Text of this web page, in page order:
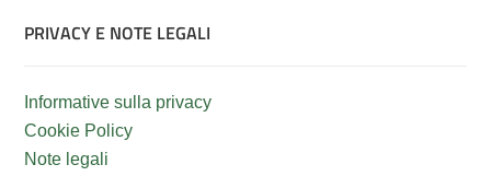
PRIVACY E NOTE LEGALI
Informative sulla privacy
Cookie Policy
Note legali